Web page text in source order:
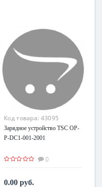
Код товара: 43095
Зарядное устройство TSC OP-
P-DC1-001-2001
0
0.00 руб.